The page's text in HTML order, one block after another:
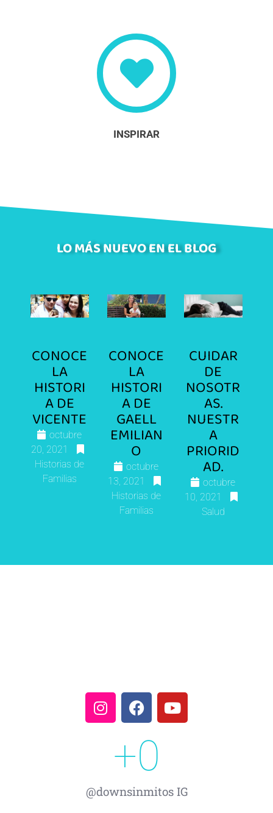
INSPIRAR
LO MÁS NUEVO EN EL BLOG
CONOCE
LA
HISTORI
A DE
VICENTE
octubre
20, 2021
Historias de
Familias
CONOCE
LA
HISTORI
A DE
GAELL
EMILIAN
O
octubre
13, 2021
Historias de
Familias
CUIDAR
DE
NOSOTR
AS.
NUESTR
A
PRIORID
AD.
octubre
10, 2021
Salud
@downsinmitos IG
+0